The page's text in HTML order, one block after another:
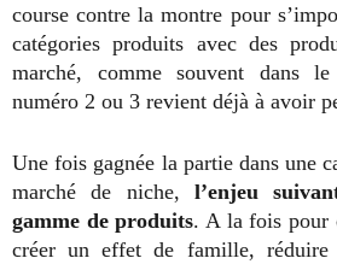
course contre la montre pour
catégories produits avec des
marché, comme souvent dans
numéro 2 ou 3 revient déjà à avoir
Une fois gagnée la partie dans une
marché de niche, l’enjeu
gamme de produits. A la fois pour
créer un effet de famille, réduire